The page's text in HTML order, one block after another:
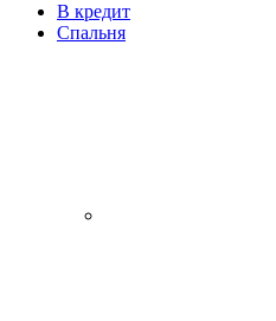
В кредит
Спальня